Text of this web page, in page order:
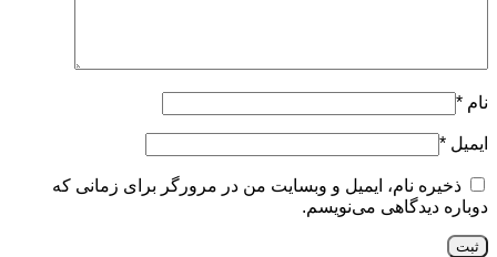
نام *
ایمیل *
ذخیره نام، ایمیل و وبسایت من در مرورگر برای زمانی که
دوباره دیدگاهی می‌نویسم.